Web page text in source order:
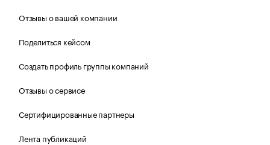
Отзывы о вашей компании
Поделиться кейсом
Создать профиль группы компаний
Отзывы о сервисе
Сертифицированные партнеры
Лента публикаций